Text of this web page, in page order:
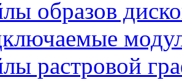
образов
растровой